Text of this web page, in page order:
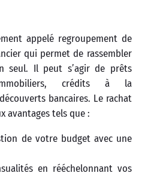
appelé regroupement de
qui permet de rassembler
seul. Il peut s’agir de prêts
crédits à la
bancaires. Le rachat
avantages tels que :
de votre budget avec une
en rééchelonnant vos